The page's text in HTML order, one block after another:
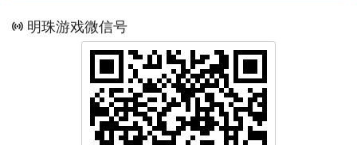
明珠游戏微信号